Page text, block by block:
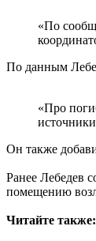
«По
По данным
«Про
Он также
Ранее Лебедев
помещению
Читайте также: